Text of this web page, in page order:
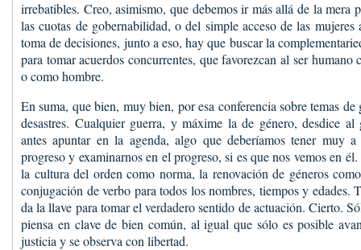
irrebatibles. Creo, asimismo, que debemos ir más allá de la mera
las cuotas de gobernabilidad, o del simple acceso de las
toma de decisiones, junto a eso, hay que buscar la
para tomar acuerdos concurrentes, que favorezcan al ser
o como hombre.
En suma, que bien, muy bien, por esa conferencia sobre temas
desastres. Cualquier guerra, y máxime la de género, desdice
antes apuntar en la agenda, algo que deberíamos tener muy
progreso y examinarnos en el progreso, si es que nos vemos en
la cultura del orden como norma, la renovación de géneros
conjugación de verbo para todos los nombres, tiempos y edades.
da la llave para tomar el verdadero sentido de actuación. Cierto.
piensa en clave de bien común, al igual que sólo es posible
justicia y se observa con libertad.